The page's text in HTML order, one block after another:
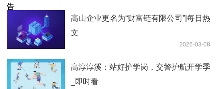
高山企业更名为“财富链有限公司”|每日热
文
2026-03-08
高淳淳溪：站好护学岗，交警护航开学季
_即时看